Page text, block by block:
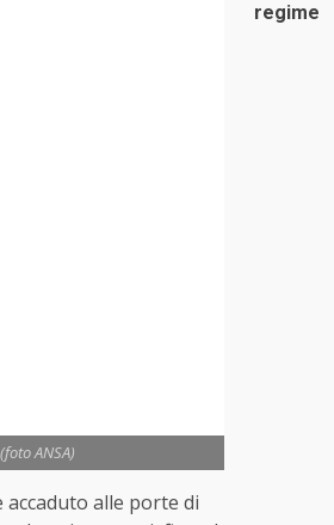
ANSA)
accaduto alle porte di
regime